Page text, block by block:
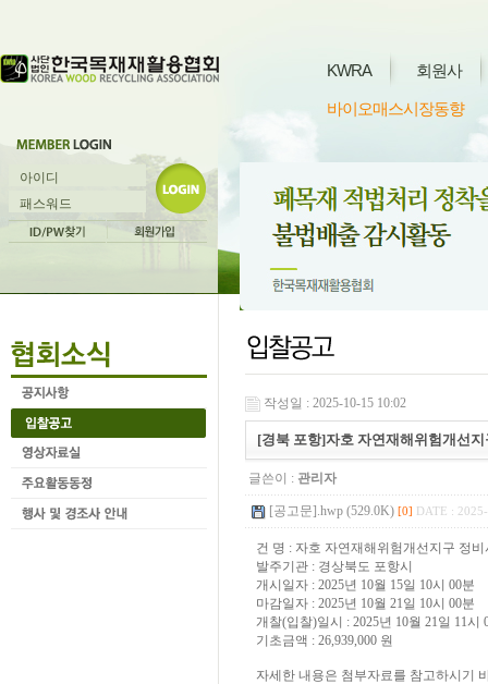
KWRA 회원사
바이오매스시장동향
작성일 : 2025-10-15 10:02
[경북 포항]자호 자연재해위험개선
글쓴이 : 관리자
[공고문].hwp (529.0K) [0] DATE :
건 명 : 자호 자연재해위험개선지구 정
발주기관 : 경상북도 포항시
개시일자 : 2025년 10월 15일 10시 00분
마감일자 : 2025년 10월 21일 10시 00분
개찰(입찰)일시 : 2025년 10월 21일 11시
기초금액 : 26,939,000 원
자세한 내용은 첨부자료를 참고하시기